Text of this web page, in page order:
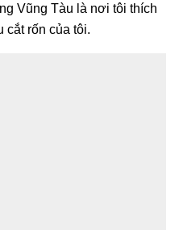
Vũng Tàu là nơi tôi thích
cắt rốn của tôi.